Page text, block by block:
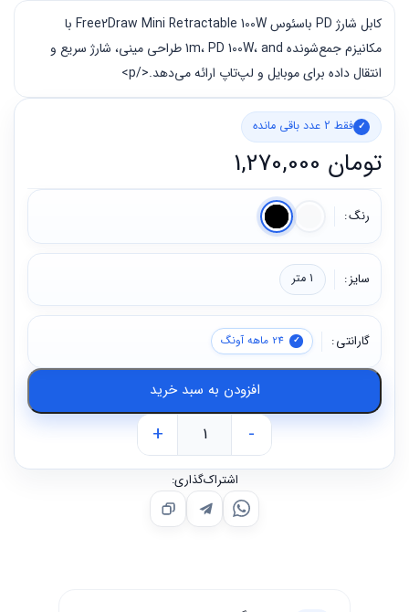
کابل شارژ PD باسئوس Free2Draw Mini Retractable 100W با
مکانیزم جمع‌شونده 1m، PD 100W، and طراحی مینی، شارژ سریع و
انتقال داده برای موبایل و لپ‌تاپ ارائه می‌دهد.</p>
تومان
فقط 2 عدد باقی مانده
رنگ
سایز 1 متر
گارانتی 24 ماهه آونگ
-
+
افزودن به سبد خرید
اشتراک‌گذاری: